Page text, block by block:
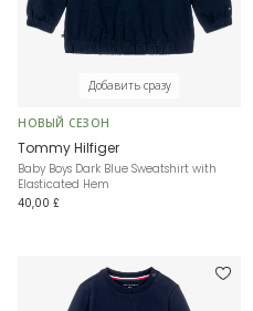
Добавить сразу
НОВЫЙ СЕЗОН
Tommy Hilfiger
Baby Boys Dark Blue Sweatshirt with
Elasticated Hem
40,00 £